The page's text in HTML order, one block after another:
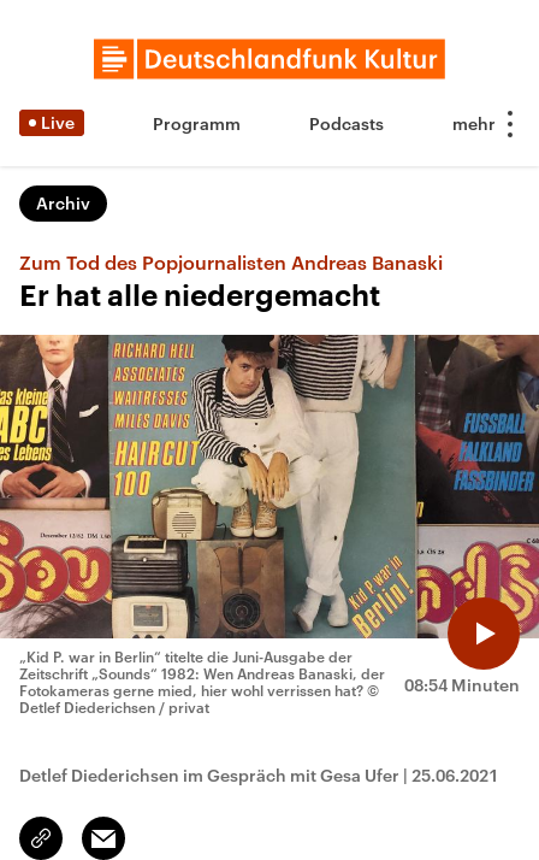
Live Programm Podcasts
Archiv
Zum Tod des Popjournalisten Andreas Banaski
Er hat alle niedergemacht
08:54 Minuten
„Kid P. war in Berlin“ titelte die Juni-Ausgabe der
Zeitschrift „Sounds“ 1982: Wen Andreas Banaski, der
Fotokameras gerne mied, hier wohl verrissen hat? ©
Detlef Diederichsen / privat
Detlef Diederichsen im Gespräch mit Gesa Ufer | 25.06.2021
Link
kopieren/teilen
Email